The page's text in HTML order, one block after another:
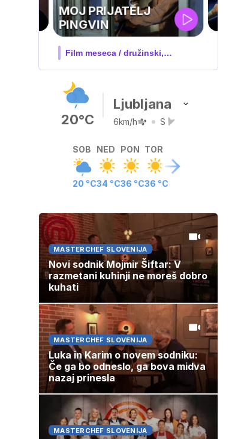
UEFA
SUPERPOKAL
V živo na VOYO: sreda ob 20.30
20°C
Ljubljana
6km/h S
SOB
20 °C
NED
34 °C
PON
36 °C
TOR
36 °C
MASTERCHEF SLOVENIJA
Novi sodnik Mojmir Šiftar: V
razmetani kuhinji ne moreš dobro
kuhati
MASTERCHEF SLOVENIJA
Luka in Karim o novem sodniku:
Če ga bo odneslo, ga bova midva
nazaj prinesla
MASTERCHEF SLOVENIJA